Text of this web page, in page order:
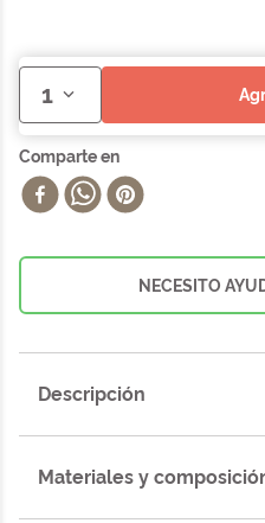
1
NECESITO
Descripción
Materiales y